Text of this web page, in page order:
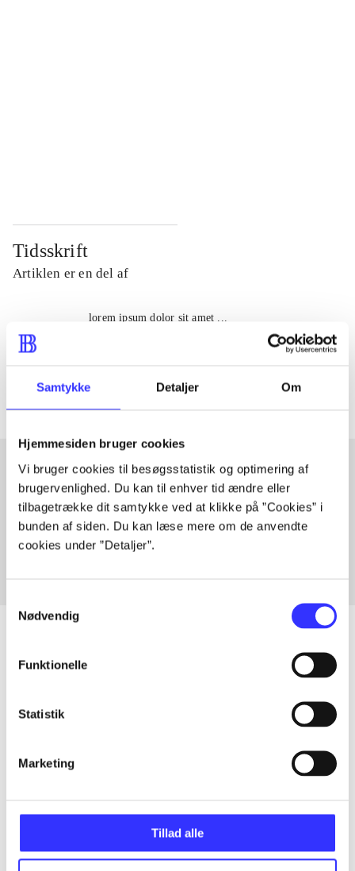
Samtykke Detaljer Om
Hjemmesiden bruger cookies
Vi bruger cookies til besøgsstatistik og optimering af
brugervenlighed. Du kan til enhver tid ændre eller
tilbagetrække dit samtykke ved at klikke på ”Cookies” i
bunden af siden. Du kan læse mere om de anvendte
cookies under ”Detaljer”.
Nødvendig
Funktionelle
Statistik
Marketing
Tillad alle
Tidsskrift
Artiklen er en del af
lorem ipsum dolor sit amet ...
Artikler med samme emner
Fra
...